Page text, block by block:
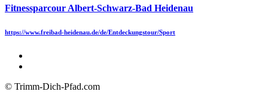
Fitnessparcour Albert-Schwarz-Bad Heidenau
https://www.freibad-heidenau.de/de/Entdeckungstour/Sport
© Trimm-Dich-Pfad.com